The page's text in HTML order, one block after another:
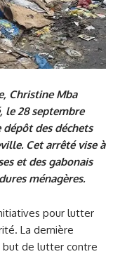
Christine Mba
le 28 septembre
des déchets
Cet arrêté vise à
et des gabonais
ménagères.
pour lutter
La dernière
but de lutter contre